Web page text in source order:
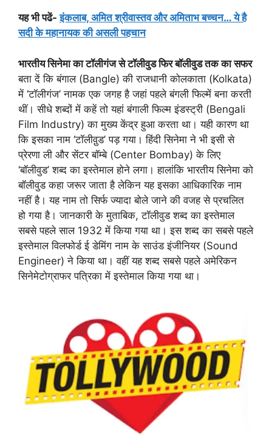
यह भी पढें-इंकलाब, अमित श्रीवास्तव और अमिताभ बच्चन… ये है
सदी के महानायक की असली पहचान
भारतीय सिनेमा का टॉलीगंज से टॉलीवुड फिर बॉलीवुड तक का सफर
बता दें कि बंगाल (Bangle) की राजधानी कोलकाता (Kolkata)
में ‘टॉलीगंज’ नामक एक जगह है जहां पहले बंगली फिल्में बना करती
थीं। सीधे शब्दों में कहें तो यहां बंगाली फिल्म इंडस्ट्री (Bengali
Film Industry) का मुख्य केंद्र हुआ करता था। यही कारण था
कि इसका नाम ‘टॉलीवु़ड’ पड़ गया। हिंदी सिनेमा ने भी इसी से
प्रेरणा ली और सेंटर बॉम्बे (Center Bombay) के लिए
‘बॉलीवुड’ शब्द का इस्तेमाल होने लगा। हालांकि भारतीय सिनेमा को
बॉलीवुड कहा जरूर जाता है लेकिन यह इसका आधिकारिक नाम
नहीं है। यह नाम तो सिर्फ ज्यादा बोले जाने की वजह से प्रचलित
हो गया है। जानकारी के मुताबिक, टॉलीवुड शब्द का इस्तेमाल
सबसे पहले साल 1932 में किया गया था। इस शब्द का सबसे पहले
इस्तेमाल विलफोर्ड ई डेमिंग नाम के साउंड इंजीनियर (Sound
Engineer) ने किया था। वहीं यह शब्द सबसे पहले अमेरिकन
सिनेमेटोग्राफर पत्रिका में इस्तेमाल किया गया था।